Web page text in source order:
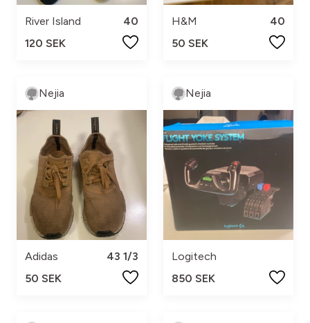
River Island
40
120 SEK
H&M
40
50 SEK
Nejia
Adidas
43 1/3
50 SEK
Nejia
Logitech
850 SEK